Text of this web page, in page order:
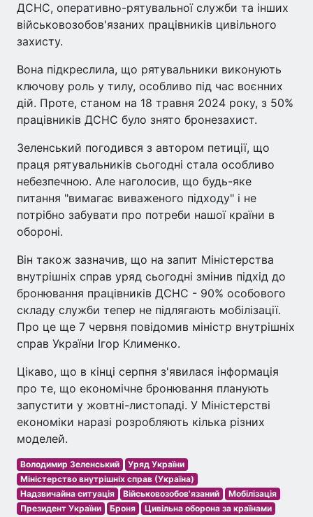
ДСНС, оперативно-рятувальної служби та інших
військовозобов'язаних працівників цивільного
захисту.
Вона підкреслила, що рятувальники виконують
ключову роль у тилу, особливо під час воєнних
дій. Проте, станом на 18 травня 2024 року, з 50%
працівників ДСНС було знято бронезахист.
Зеленський погодився з автором петиції, що
праця рятувальників сьогодні стала особливо
небезпечною. Але наголосив, що будь-яке
питання "вимагає виваженого підходу" і не
потрібно забувати про потреби нашої країни в
обороні.
Він також зазначив, що на запит Міністерства
внутрішніх справ уряд сьогодні змінив підхід до
бронювання працівників ДСНС - 90% особового
складу служби тепер не підлягають мобілізації.
Про це ще 7 червня повідомив міністр внутрішніх
справ України Ігор Клименко.
Цікаво, що в кінці серпня з'явилася інформація
про те, що економічне бронювання планують
запустити у жовтні-листопаді. У Міністерстві
економіки наразі розробляють кілька різних
моделей.
Володимир Зеленський
Уряд України
Міністерство внутрішніх справ (Україна)
Надзвичайна ситуація
Військовозобов'язаний
Мобілізація
Президент України
Броня
Цивільна оборона за країнами